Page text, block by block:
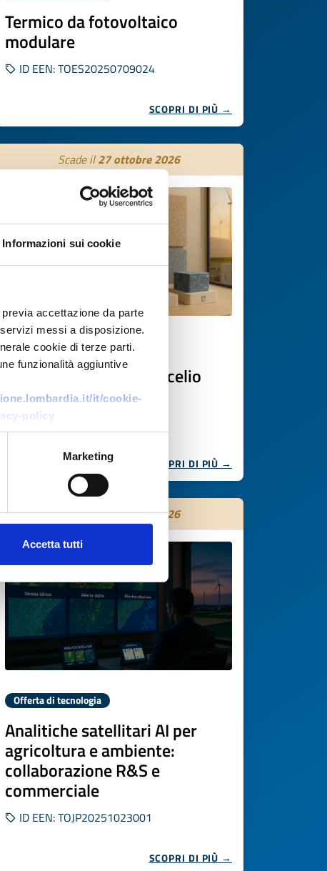
Informazioni sui cookie
accettazione da parte
messi a disposizione.
cookie di terze parti.
funzionalità aggiuntive
it/cookie-
policy
Marketing
Accetta tutti
Termico da fotovoltaico
modulare
ID EEN: TOES20250709024
SCOPRI DI PIÙ →
Scade il27 ottobre 2026
Offerta di tecnologia
Pannelli acustici da micelio
ID EEN: TOTR20250908014
SCOPRI DI PIÙ →
Scade il28 ottobre 2026
Offerta di tecnologia
Analitiche satellitari AI per
agricoltura e ambiente:
collaborazione R&S e
commerciale
ID EEN: TOJP20251023001
SCOPRI DI PIÙ →